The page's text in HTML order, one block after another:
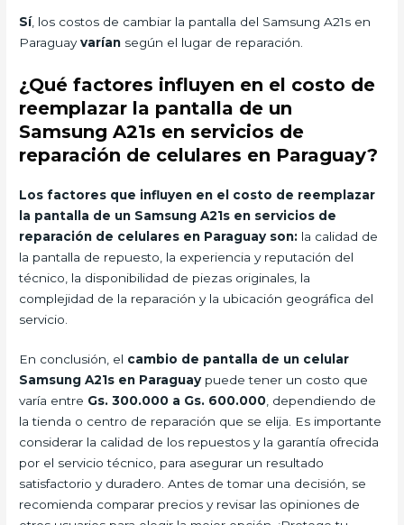
Sí, los costos de cambiar la pantalla del Samsung A21s en
Paraguayvarían según el lugar de reparación.
¿Qué factores influyen en el costo de
reemplazar la pantalla de un
Samsung A21s en servicios de
reparación de celulares en Paraguay?
Los factores que influyen en el costo de reemplazar
la pantalla de un Samsung A21s en servicios de
reparación de celulares en Paraguay son: la calidad de
la pantalla de repuesto, la experiencia y reputación del
técnico, la disponibilidad de piezas originales, la
complejidad de la reparación y la ubicación geográfica del
servicio.
En conclusión, el cambio de pantalla de un celular
Samsung A21s en Paraguay puede tener un costo que
varía entre Gs. 300.000 a Gs. 600.000, dependiendo de
la tienda o centro de reparación que se elija. Es importante
considerar la calidad de los repuestos y la garantía ofrecida
por el servicio técnico, para asegurar un resultado
satisfactorio y duradero. Antes de tomar una decisión, se
recomienda comparar precios y revisar las opiniones de